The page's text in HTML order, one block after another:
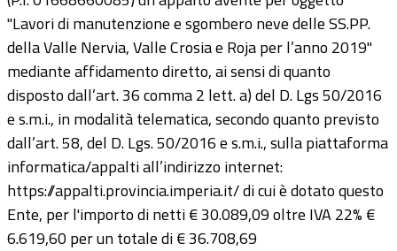
"Lavori di manutenzione e sgombero neve delle SS.PP.
della Valle Nervia, Valle Crosia e Roja per l’anno 2019"
mediante affidamento diretto, ai sensi di quanto
disposto dall’art. 36 comma 2 lett. a) del D. Lgs 50/2016
e s.m.i., in modalità telematica, secondo quanto previsto
dall’art. 58, del D. Lgs. 50/2016 e s.m.i., sulla piattaforma
informatica/appalti all’indirizzo internet:
https://appalti.provincia.imperia.it/ di cui è dotato questo
Ente, per l'importo di netti € 30.089,09 oltre IVA 22% €
6.619,60 per un totale di € 36.708,69